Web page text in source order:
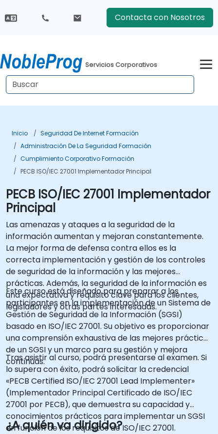
Contacta con Nosotros
Servicios Corporativos
Inicio
Seguridad De Internet Formación
Administración De La Seguridad Formación
Cumplimiento Corporativo Formación
PECB ISO/IEC 27001 Implementador Principal
PECB ISO/IEC 27001 Implementador
Principal
Las amenazas y ataques a la seguridad de la
información aumentan y mejoran constantemente.
La mejor forma de defensa contra ellos es la
correcta implementación y gestión de los controles
de seguridad de la información y las mejores
prácticas. Además, la seguridad de la información es
una expectativa y requisito clave para los clientes,
legisladores y otras partes interesadas.
Este curso está diseñado para preparar a los
participantes en la implementación de un Sistema de
Gestión de Seguridad de la Información (SGSI)
basado en ISO/IEC 27001. Su objetivo es proporcionar
una comprensión exhaustiva de las mejores prácticas
de un SGSI y un marco para su gestión y mejora
continuas.
Tras asistir al curso, podrá presentarse al examen. Si
lo supera con éxito, podrá solicitar la credencial
«PECB Certified ISO/IEC 27001 Lead Implementer»
(Implementador Principal Certificado de ISO/IEC
27001 por PECB), que demuestra su capacidad y
conocimientos prácticos para implementar un SGSI
en función de los requisitos de ISO/IEC 27001.
¿A quién va dirigido?